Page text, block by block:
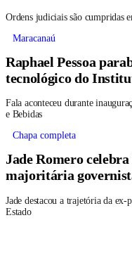
Ordens judiciais são cumpridas
Maracanaú
Raphael Pessoa
tecnológico do
Fala aconteceu durante
e Bebidas
Chapa completa
Jade Romero
majoritária
Jade destacou a trajetória da
Estado